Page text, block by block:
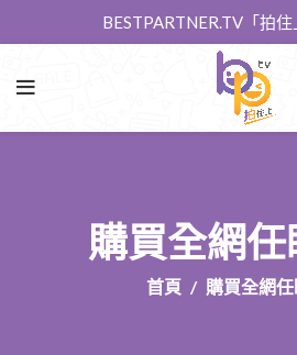
BESTPARTNER.TV「拍
購買全網
首頁 購買全網任